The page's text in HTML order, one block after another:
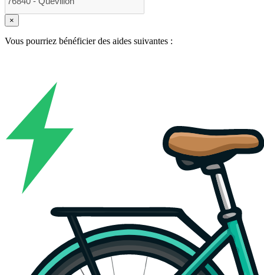
×
Vous pourriez bénéficier des aides suivantes :